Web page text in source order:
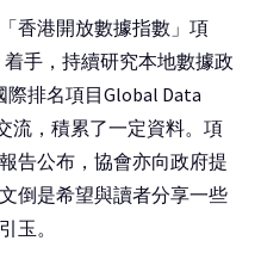
香港開放數據指數」項
手，持續研究本地數據政
排名項目Global Data
流，積累了一定資料。項
告公布，協會亦向政府提
倒是希望與讀者分享一些
玉。